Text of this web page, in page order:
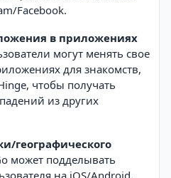
Facebook.
в приложениях
могут менять свое
для знакомств,
чтобы получать
из других
географического
может подделывать